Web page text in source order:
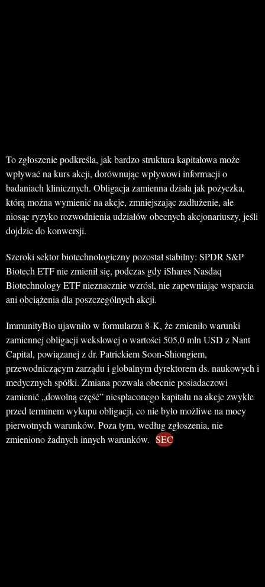
To zgłoszenie podkreśla, jak bardzo struktura kapitałowa może
wpływać na kurs akcji, dorównując wpływowi informacji o
badaniach klinicznych. Obligacja zamienna działa jak pożyczka,
którą można wymienić na akcje, zmniejszając zadłużenie, ale
niosąc ryzyko rozwodnienia udziałów obecnych akcjonariuszy, jeśli
dojdzie do konwersji.
Szeroki sektor biotechnologiczny pozostał stabilny: SPDR S&P
Biotech ETF nie zmienił się, podczas gdy iShares Nasdaq
Biotechnology ETF nieznacznie wzrósł, nie zapewniając wsparcia
ani obciążenia dla poszczególnych akcji.
ImmunityBio ujawniło w formularzu 8-K, że zmieniło warunki
zamiennej obligacji wekslowej o wartości 505,0 mln USD z Nant
Capital, powiązanej z dr. Patrickiem Soon-Shiongiem,
przewodniczącym zarządu i globalnym dyrektorem ds. naukowych i
medycznych spółki. Zmiana pozwala obecnie posiadaczowi
zamienić „dowolną część” niespłaconego kapitału na akcje zwykłe
przed terminem wykupu obligacji, co nie było możliwe na mocy
pierwotnych warunków. Poza tym, według zgłoszenia, nie
zmieniono żadnych innych warunków. SEC